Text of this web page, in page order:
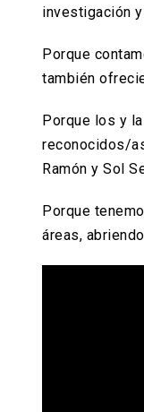
investigación
Porque
también
Porque los y
reconocidos/
Ramón y Sol
Porque
áreas,